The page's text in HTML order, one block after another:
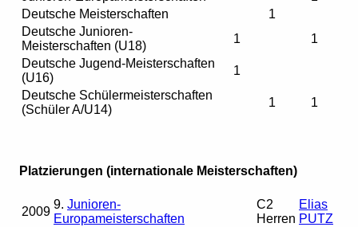
Deutsche Meisterschaften
1
Deutsche Junioren-
Meisterschaften (U18)
1
1
Deutsche Jugend-Meisterschaften
(U16)
1
Deutsche Schülermeisterschaften
(Schüler A/U14)
1 1
Platzierungen (internationale Meisterschaften)
2009
9. Junioren-
Europameisterschaften
C2
Herren
Elias
PUTZ